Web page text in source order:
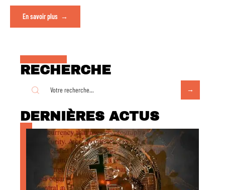
En savoir plus
RECHERCHE
DERNIÈRES ACTUS